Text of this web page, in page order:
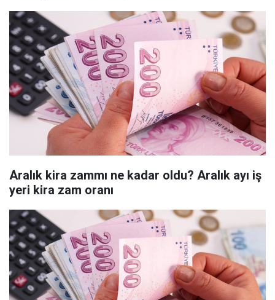
Aralık kira zammı ne kadar oldu? Aralık ayı iş
yeri kira zam oranı